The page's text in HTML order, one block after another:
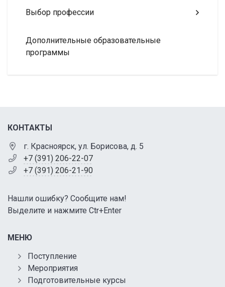
Выбор профессии
Дополнительные образовательные
программы
КОНТАКТЫ
г. Красноярск, ул. Борисова, д. 5
+7 (391) 206-22-07
+7 (391) 206-21-90
Нашли ошибку? Сообщите нам!
Выделите и нажмите Ctr+Enter
МЕНЮ
Поступление
Мероприятия
Подготовительные курсы